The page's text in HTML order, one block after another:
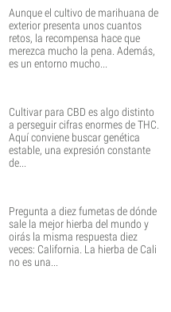
Aunque el cultivo de marihuana de
exterior presenta unos cuantos
retos, la recompensa hace que
merezca mucho la pena. Además,
es un entorno mucho...
Cultivar para CBD es algo distinto
a perseguir cifras enormes de THC.
Aquí conviene buscar genética
estable, una expresión constante
de...
Pregunta a diez fumetas de dónde
sale la mejor hierba del mundo y
oirás la misma respuesta diez
veces: California. La hierba de Cali
no es una...